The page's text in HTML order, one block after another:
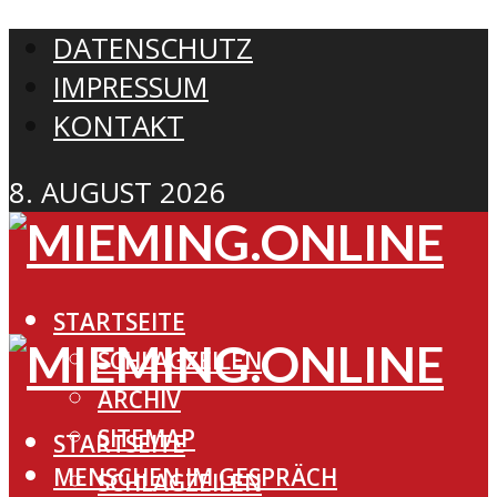
DATENSCHUTZ
IMPRESSUM
KONTAKT
8. AUGUST 2026
STARTSEITE
SCHLAGZEILEN
ARCHIV
SITEMAP
MENSCHEN IM GESPRÄCH
STARTSEITE
SCHLAGZEILEN